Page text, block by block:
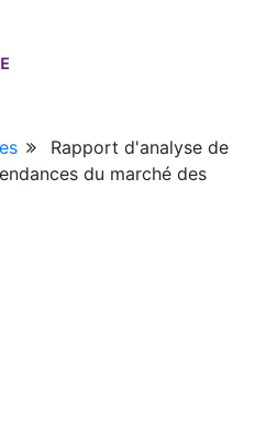
Rapport d'analyse de
du marché des